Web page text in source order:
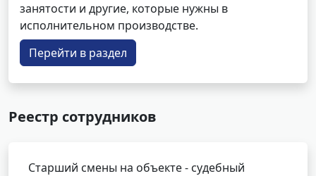
занятости и другие, которые нужны в
исполнительном производстве.
Перейти в раздел
Реестр сотрудников
Старший смены на объекте - судебный